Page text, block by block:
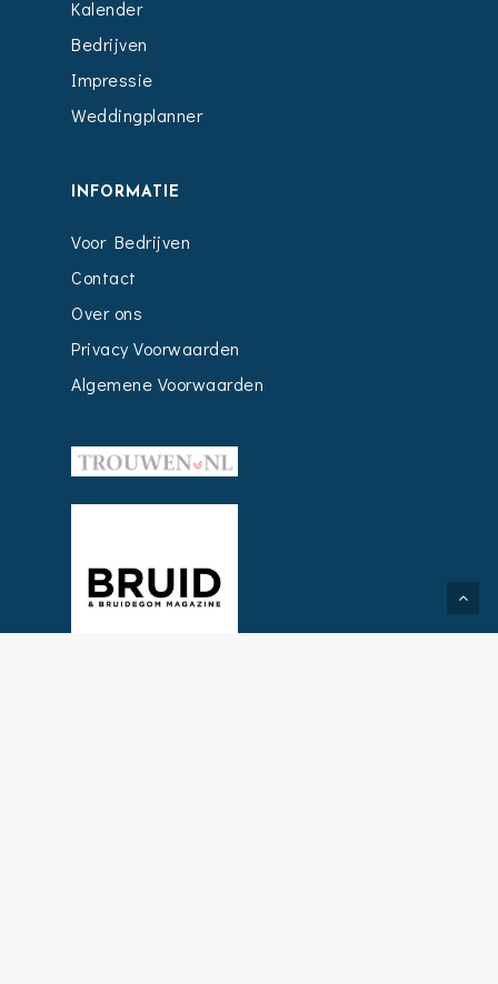
Kalender
Bedrijven
Impressie
Weddingplanner
INFORMATIE
Voor Bedrijven
Contact
Over ons
Privacy Voorwaarden
Algemene Voorwaarden